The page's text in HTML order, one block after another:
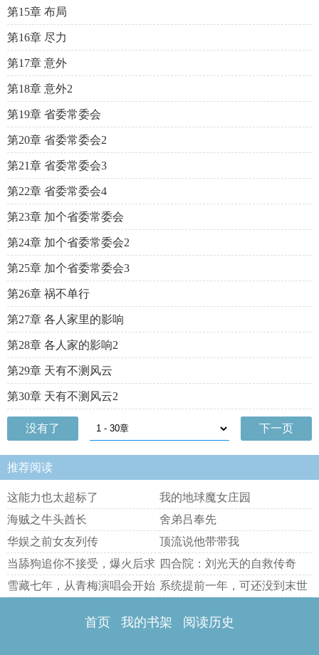
第15章 布局
第16章 尽力
第17章 意外
第18章 意外2
第19章 省委常委会
第20章 省委常委会2
第21章 省委常委会3
第22章 省委常委会4
第23章 加个省委常委会
第24章 加个省委常委会2
第25章 加个省委常委会3
第26章 祸不单行
第27章 各人家里的影响
第28章 各人家的影响2
第29章 天有不测风云
第30章 天有不测风云2
没有了 下一页
推荐阅读
这能力也太超标了
我的地球魔女庄园
海贼之牛头酋长
舍弟吕奉先
华娱之前女友列传
顶流说他带带我
当舔狗追你不接受，爆火后求
倒贴
四合院：刘光天的自救传奇
雪藏七年，从青梅演唱会开始 系统提前一年，可还没到末世
首页 我的书架 阅读历史